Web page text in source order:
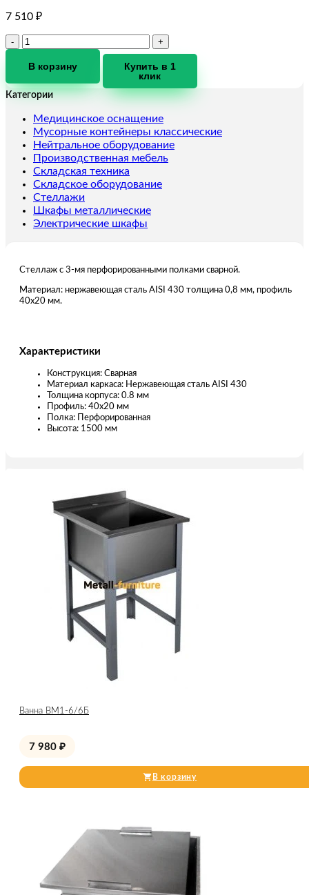
7 510 ₽
Количество
Стеллаж
с
мя
перфорированными
полками
длина
500
мм
В корзину
Купить в 1
клик
Категории
Медицинское оснащение
Мусорные контейнеры классические
Нейтральное оборудование
Производственная мебель
Складская техника
Складское оборудование
Стеллажи
Шкафы металлические
Электрические шкафы
Стеллаж с 3-мя перфорированными полками сварной.
Материал: нержавеющая сталь AISI 430 толщина 0,8 мм, профиль
40х20 мм.
Характеристики
Конструкция: Сварная
Материал каркаса: Нержавеющая сталь AISI 430
Толщина корпуса: 0.8 мм
Профиль: 40х20 мм
Полка: Перфорированная
Высота: 1500 мм
Ванна ВМ1-6/6Б
7 980 ₽
В корзину